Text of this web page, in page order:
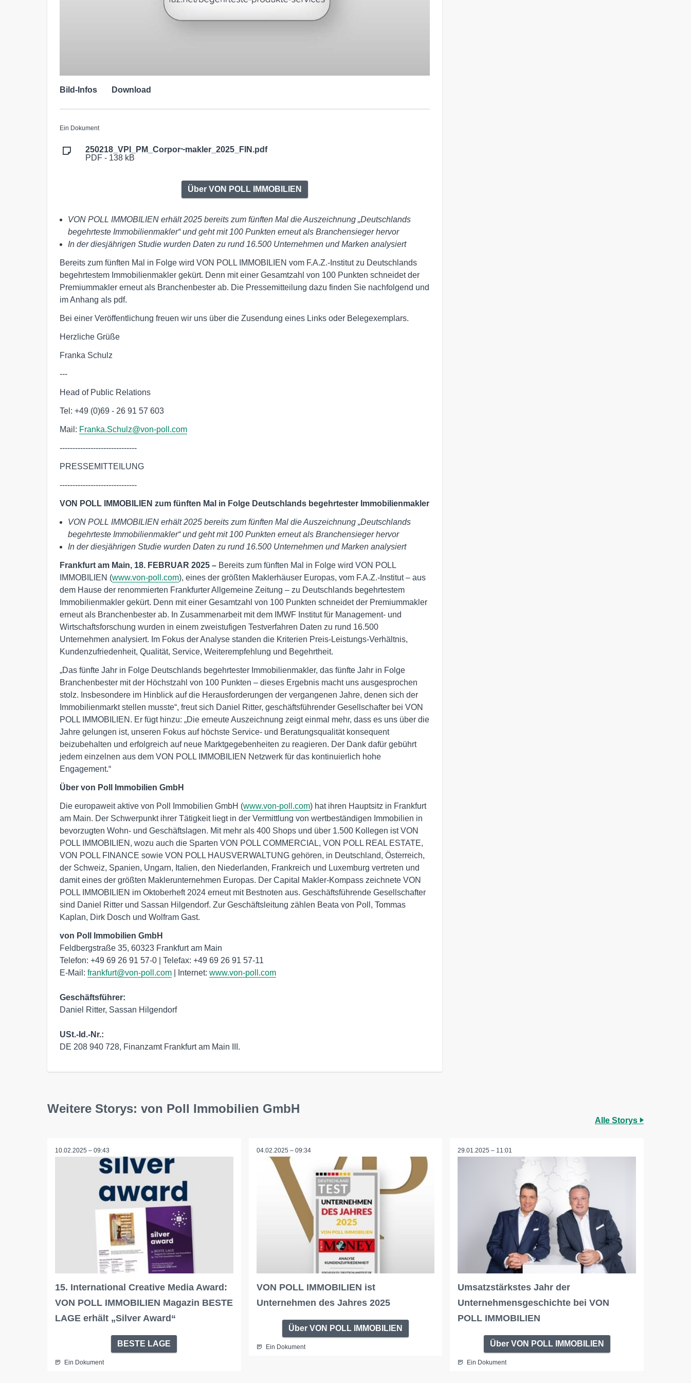
Bild-Infos Download
Ein Dokument
250218_VPI_PM_Corpor~makler_2025_FIN.pdf
PDF - 138 kB
Über VON POLL IMMOBILIEN
VON POLL IMMOBILIEN erhält 2025 bereits zum fünften Mal die Auszeichnung „Deutschlands
begehrteste Immobilienmakler“ und geht mit 100 Punkten erneut als Branchensieger hervor
In der diesjährigen Studie wurden Daten zu rund 16.500 Unternehmen und Marken analysiert
Bereits zum fünften Mal in Folge wird VON POLL IMMOBILIEN vom F.A.Z.-Institut zu Deutschlands
begehrtestem Immobilienmakler gekürt. Denn mit einer Gesamtzahl von 100 Punkten schneidet der
Premiummakler erneut als Branchenbester ab. Die Pressemitteilung dazu finden Sie nachfolgend und
im Anhang als pdf.
Bei einer Veröffentlichung freuen wir uns über die Zusendung eines Links oder Belegexemplars.
Herzliche Grüße
Franka Schulz
---
Head of Public Relations
Tel: +49 (0)69 - 26 91 57 603
Mail: Franka.Schulz@von-poll.com
------------------------------
PRESSEMITTEILUNG
------------------------------
VON POLL IMMOBILIEN zum fünften Mal in Folge Deutschlands begehrtester Immobilienmakler
VON POLL IMMOBILIEN erhält 2025 bereits zum fünften Mal die Auszeichnung „Deutschlands
begehrteste Immobilienmakler“ und geht mit 100 Punkten erneut als Branchensieger hervor
In der diesjährigen Studie wurden Daten zu rund 16.500 Unternehmen und Marken analysiert
Frankfurt am Main, 18. FEBRUAR 2025 – Bereits zum fünften Mal in Folge wird VON POLL
IMMOBILIEN (www.von-poll.com), eines der größten Maklerhäuser Europas, vom F.A.Z.-Institut – aus
dem Hause der renommierten Frankfurter Allgemeine Zeitung – zu Deutschlands begehrtestem
Immobilienmakler gekürt. Denn mit einer Gesamtzahl von 100 Punkten schneidet der Premiummakler
erneut als Branchenbester ab. In Zusammenarbeit mit dem IMWF Institut für Management- und
Wirtschaftsforschung wurden in einem zweistufigen Testverfahren Daten zu rund 16.500
Unternehmen analysiert. Im Fokus der Analyse standen die Kriterien Preis-Leistungs-Verhältnis,
Kundenzufriedenheit, Qualität, Service, Weiterempfehlung und Begehrtheit.
„Das fünfte Jahr in Folge Deutschlands begehrtester Immobilienmakler, das fünfte Jahr in Folge
Branchenbester mit der Höchstzahl von 100 Punkten – dieses Ergebnis macht uns ausgesprochen
stolz. Insbesondere im Hinblick auf die Herausforderungen der vergangenen Jahre, denen sich der
Immobilienmarkt stellen musste“, freut sich Daniel Ritter, geschäftsführender Gesellschafter bei VON
POLL IMMOBILIEN. Er fügt hinzu: „Die erneute Auszeichnung zeigt einmal mehr, dass es uns über die
Jahre gelungen ist, unseren Fokus auf höchste Service- und Beratungsqualität konsequent
beizubehalten und erfolgreich auf neue Marktgegebenheiten zu reagieren. Der Dank dafür gebührt
jedem einzelnen aus dem VON POLL IMMOBILIEN Netzwerk für das kontinuierlich hohe
Engagement.“
Über von Poll Immobilien GmbH
Die europaweit aktive von Poll Immobilien GmbH (www.von-poll.com) hat ihren Hauptsitz in Frankfurt
am Main. Der Schwerpunkt ihrer Tätigkeit liegt in der Vermittlung von wertbeständigen Immobilien in
bevorzugten Wohn- und Geschäftslagen. Mit mehr als 400 Shops und über 1.500 Kollegen ist VON
POLL IMMOBILIEN, wozu auch die Sparten VON POLL COMMERCIAL, VON POLL REAL ESTATE,
VON POLL FINANCE sowie VON POLL HAUSVERWALTUNG gehören, in Deutschland, Österreich,
der Schweiz, Spanien, Ungarn, Italien, den Niederlanden, Frankreich und Luxemburg vertreten und
damit eines der größten Maklerunternehmen Europas. Der Capital Makler-Kompass zeichnete VON
POLL IMMOBILIEN im Oktoberheft 2024 erneut mit Bestnoten aus. Geschäftsführende Gesellschafter
sind Daniel Ritter und Sassan Hilgendorf. Zur Geschäftsleitung zählen Beata von Poll, Tommas
Kaplan, Dirk Dosch und Wolfram Gast.
von Poll Immobilien GmbH
Feldbergstraße 35, 60323 Frankfurt am Main
Telefon: +49 69 26 91 57-0 | Telefax: +49 69 26 91 57-11
E-Mail: frankfurt@von-poll.com | Internet: www.von-poll.com
Geschäftsführer:
Daniel Ritter, Sassan Hilgendorf
USt.-Id.-Nr.:
DE 208 940 728, Finanzamt Frankfurt am Main III.
Weitere Storys: von Poll Immobilien GmbH
Alle Storys
10.02.2025 – 09:43
15. International Creative Media Award:
VON POLL IMMOBILIEN Magazin BESTE
LAGE erhält „Silver Award“
BESTE LAGE
Ein Dokument
04.02.2025 – 09:34
VON POLL IMMOBILIEN ist
Unternehmen des Jahres 2025
Über VON POLL IMMOBILIEN
Ein Dokument
29.01.2025 – 11:01
Umsatzstärkstes Jahr der
Unternehmensgeschichte bei VON
POLL IMMOBILIEN
Über VON POLL IMMOBILIEN
Ein Dokument